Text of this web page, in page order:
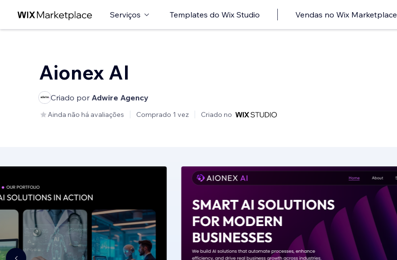
Serviços Templates do Wix Studio Vendas no Wix Marketplace
Aionex AI
Criado por Adwire Agency
Ainda não há avaliações Comprado 1 vez Criado no